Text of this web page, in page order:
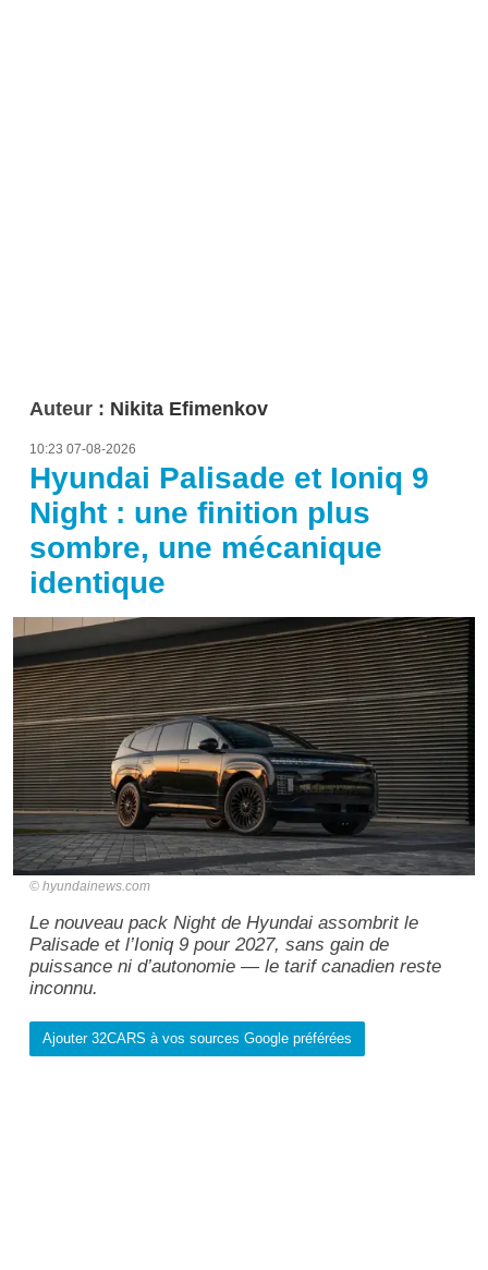
Auteur : Nikita Efimenkov
10:23 07-08-2026
Hyundai Palisade et Ioniq 9
Night : une finition plus
sombre, une mécanique
identique
hyundainews.com
Le nouveau pack Night de Hyundai assombrit le
Palisade et l’Ioniq 9 pour 2027, sans gain de
puissance ni d’autonomie — le tarif canadien reste
inconnu.
Ajouter 32CARS à vos sources Google préférées